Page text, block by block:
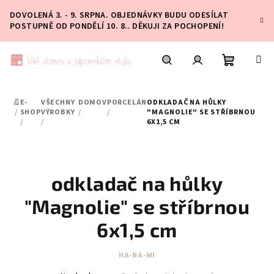
obsah
DOVOLENÁ 3. - 9. SRPNA. OBJEDNÁVKY BUDU ODESÍLAT
POSTUPNĚ OD PONDĚLÍ 10. 8.. DĚKUJI ZA POCHOPENÍ!
košík
DOMŮ
/
E-
SHOP
/
VŠECHNY
VÝROBKY
/
DOMOV
/
PORCELÁN
/
ODKLADAČ NA HŮLKY
"MAGNOLIE" SE STŘÍBRNOU
6X1,5 CM
odkladač na hůlky
"Magnolie" se stříbrnou
6x1,5 cm
HA-NA-MI